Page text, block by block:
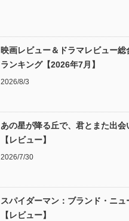
映画レビュー＆ドラマレビュー総
ランキング【2026年7月】
2026/8/3
あの星が降る丘で、君とまた出会
【レビュー】
2026/7/30
スパイダーマン：ブランド・ニュ
【レビュー】